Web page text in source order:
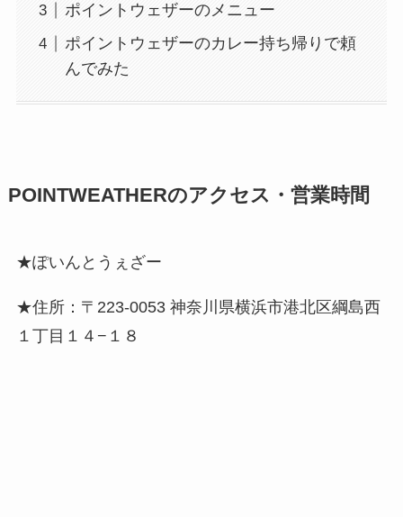
ポイントウェザーのメニュー
ポイントウェザーのカレー持ち帰りで頼
んでみた
POINTWEATHERのアクセス・営業時間
★ぽいんとうぇざー
★住所：〒223-0053 神奈川県横浜市港北区綱島西
１丁目１４−１８